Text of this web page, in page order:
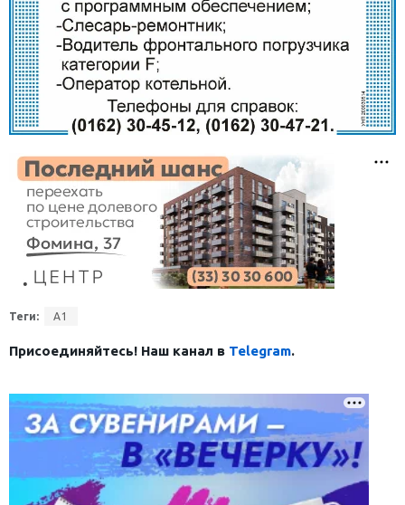
Теги: А1
Присоединяйтесь! Наш канал в Telegram.